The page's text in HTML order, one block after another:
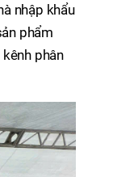
nhập khẩu
phẩm
phân